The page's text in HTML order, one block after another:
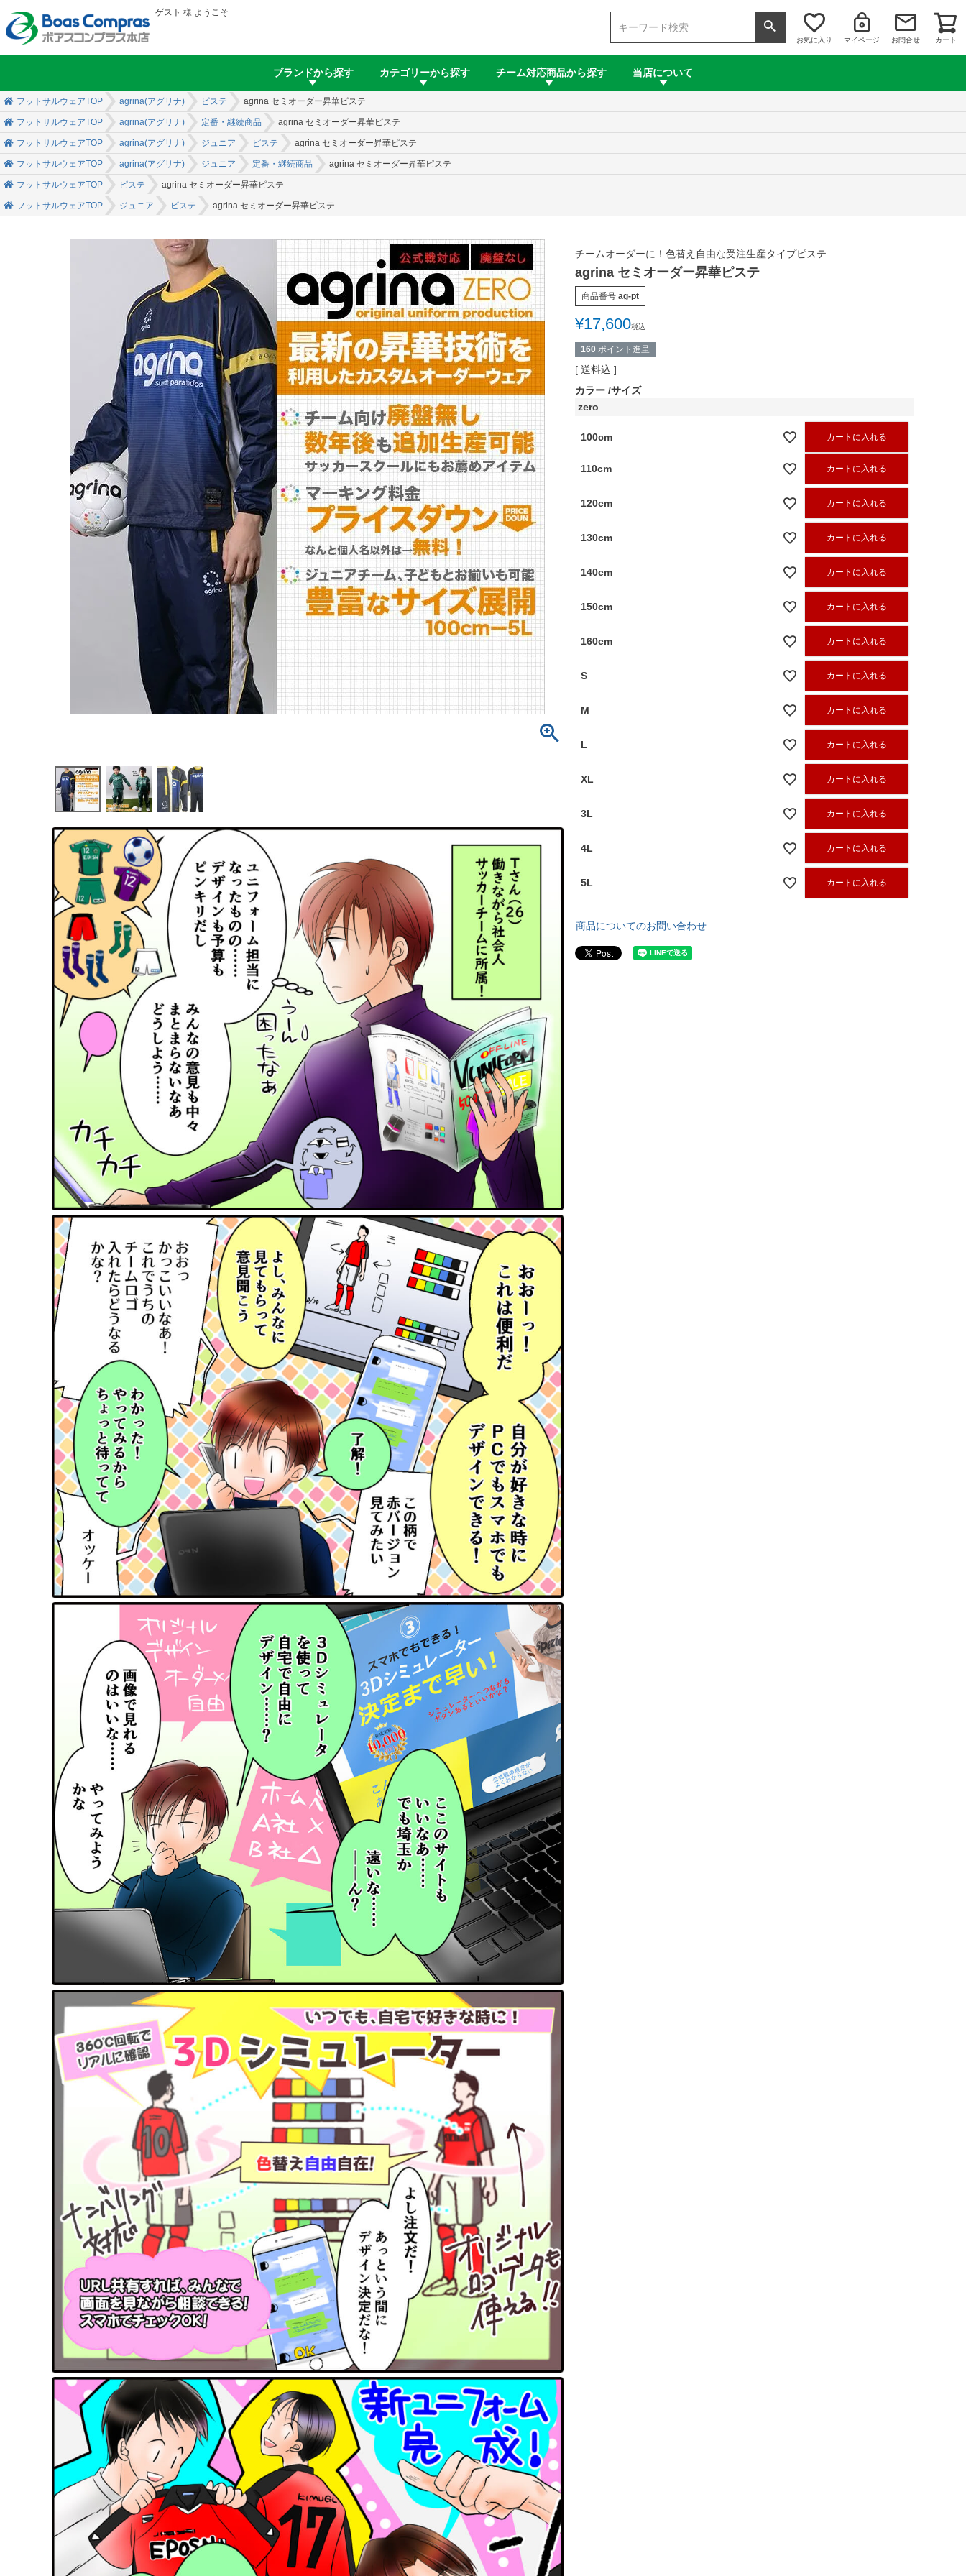
ゲスト 様 ようこそ
お気に入り マイページ お問合せ カート
ブランドから探す カテゴリーから探す チーム対応商品から探す 当店について
フットサルウェアTOP agrina(アグリナ) ピステ agrina セミオーダー昇華ピステ
フットサルウェアTOP agrina(アグリナ) 定番・継続商品 agrina セミオーダー昇華ピステ
フットサルウェアTOP agrina(アグリナ) ジュニア ピステ agrina セミオーダー昇華ピステ
フットサルウェアTOP agrina(アグリナ) ジュニア 定番・継続商品 agrina セミオーダー昇華ピステ
フットサルウェアTOP ピステ agrina セミオーダー昇華ピステ
フットサルウェアTOP ジュニア ピステ agrina セミオーダー昇華ピステ
チームオーダーに！色替え自由な受注生産タイプピステ
agrina セミオーダー昇華ピステ
商品番号 ag-pt
¥17,600税込
160 ポイント進呈
送料込
カラー サイズ
zero
100cm カートに入れる
110cm カートに入れる
120cm カートに入れる
130cm カートに入れる
140cm カートに入れる
150cm カートに入れる
160cm カートに入れる
S カートに入れる
M カートに入れる
L カートに入れる
XL カートに入れる
3L カートに入れる
4L カートに入れる
5L カートに入れる
商品についてのお問い合わせ